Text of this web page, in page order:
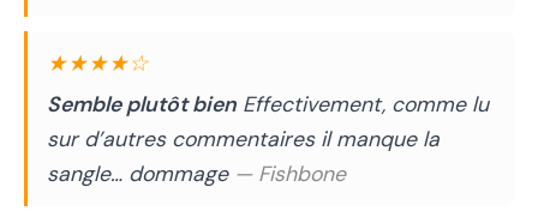
★★★★☆
Semble plutôt bien Effectivement, comme lu
sur d’autres commentaires il manque la
sangle… dommage — Fishbone